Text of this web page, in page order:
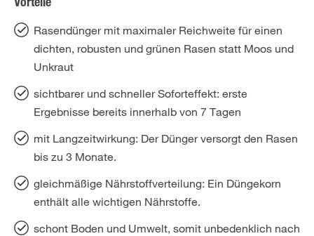
Vorteile
Rasendünger mit maximaler Reichweite für einen
dichten, robusten und grünen Rasen statt Moos und
Unkraut
sichtbarer und schneller Soforteffekt: erste
Ergebnisse bereits innerhalb von 7 Tagen
mit Langzeitwirkung: Der Dünger versorgt den Rasen
bis zu 3 Monate.
gleichmäßige Nährstoffverteilung: Ein Düngekorn
enthält alle wichtigen Nährstoffe.
schont Boden und Umwelt, somit unbedenklich nach